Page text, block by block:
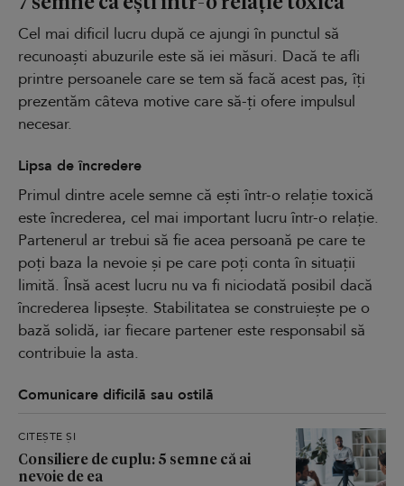
Cel mai dificil lucru după ce ajungi în punctul să
recunoaști abuzurile este să iei măsuri. Dacă te afli
printre persoanele care se tem să facă acest pas, îți
prezentăm câteva motive care să-ți ofere impulsul
necesar.
Lipsa de încredere
Primul dintre acele semne că ești într-o relație toxică
este încrederea, cel mai important lucru într-o relație.
Partenerul ar trebui să fie acea persoană pe care te
poți baza la nevoie și pe care poți conta în situații
limită. Însă acest lucru nu va fi niciodată posibil dacă
încrederea lipsește. Stabilitatea se construiește pe o
bază solidă, iar fiecare partener este responsabil să
contribuie la asta.
Comunicare dificilă sau ostilă
CITEȘTE ȘI
Consiliere de cuplu: 5 semne că ai
nevoie de ea